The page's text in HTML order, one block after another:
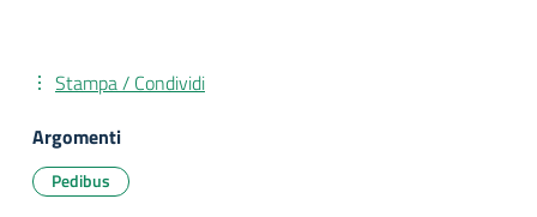
Stampa / Condividi
Argomenti
Pedibus